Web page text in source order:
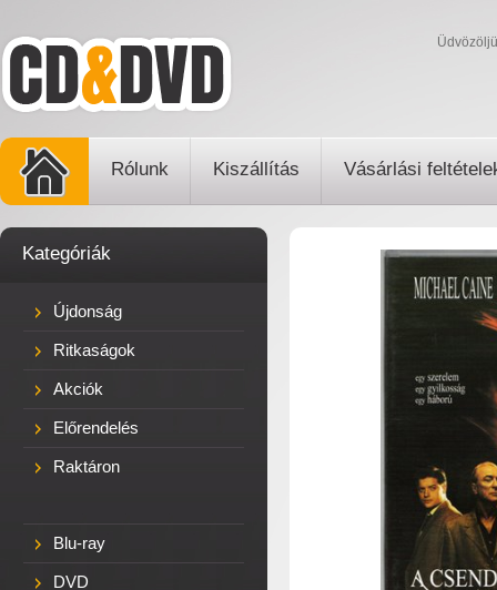
Rólunk Kiszállítás Vásárlási
Kategóriák
Újdonság
Ritkaságok
Akciók
Előrendelés
Raktáron
Blu-ray
DVD